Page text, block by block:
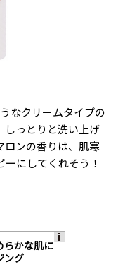
なクリームタイプの
しっとりと洗い上げ
ロンの香りは、肌寒
にしてくれそう！
らかな肌に
ング